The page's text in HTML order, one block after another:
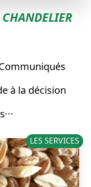
à la décision
LES SERVICES